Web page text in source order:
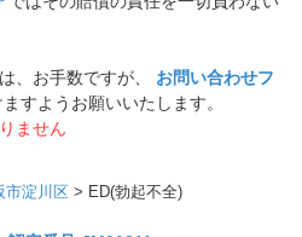
、お手数ですが、 お問い合わせフ
すようお願いいたします。
ません
市淀川区 > ED(勃起不全)